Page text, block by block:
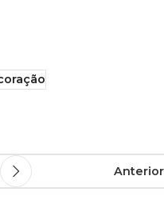
Anterior